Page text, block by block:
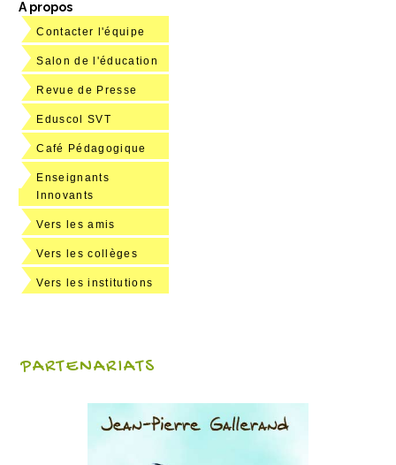
A propos
Contacter l'équipe
Salon de l'éducation
Revue de Presse
Eduscol SVT
Café Pédagogique
Enseignants
Innovants
Vers les amis
Vers les collèges
Vers les institutions
PARTENARIATS